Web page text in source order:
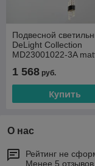
Подвесной
DeLight Collection
MD23001022-3A
1 568 руб.
Купить
О нас
Рейтинг не
Менее 5